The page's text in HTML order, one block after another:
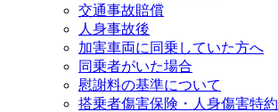
交通事故賠償
人身事故後
加害車両に同乗していた方へ
同乗者がいた場合
慰謝料の基準について
搭乗者傷害保険・人身傷害特約